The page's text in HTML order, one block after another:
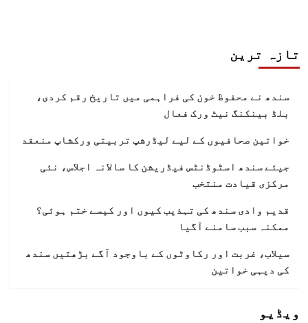
تازہ ترین
سندھ نے محفوظ خون کی فراہمی میں تاریخ رقم کردی،
بلڈ بینکنگ نیٹ ورک فعال
خواتین صحافیوں کے لیے لیڈرشپ تربیتی ورکشاپ منعقد
جیئے سندھ اسٹوڈنٹس فیڈریشن کا سالانہ اجلاس، نئی
مرکزی قیادت منتخب
قدیم وادی سندھ کی تہذیب کیوں اور کیسے ختم ہوئی؟
ممکنہ سبب سامنے آگیا
سیلاب، غربت اور رکاوٹوں کے باوجود آگے بڑھتیں سندھ
کی دیہی خواتین
ویڈیو